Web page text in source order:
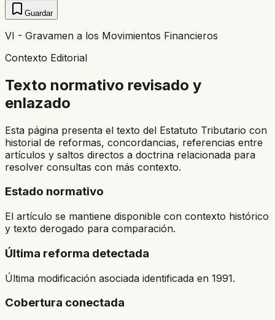
Guardar
VI - Gravamen a los Movimientos Financieros
Contexto Editorial
Texto normativo revisado y
enlazado
Esta página presenta el texto del Estatuto Tributario con
historial de reformas, concordancias, referencias entre
artículos y saltos directos a doctrina relacionada para
resolver consultas con más contexto.
Estado normativo
El artículo se mantiene disponible con contexto histórico
y texto derogado para comparación.
Última reforma detectada
Última modificación asociada identificada en 1991.
Cobertura conectada